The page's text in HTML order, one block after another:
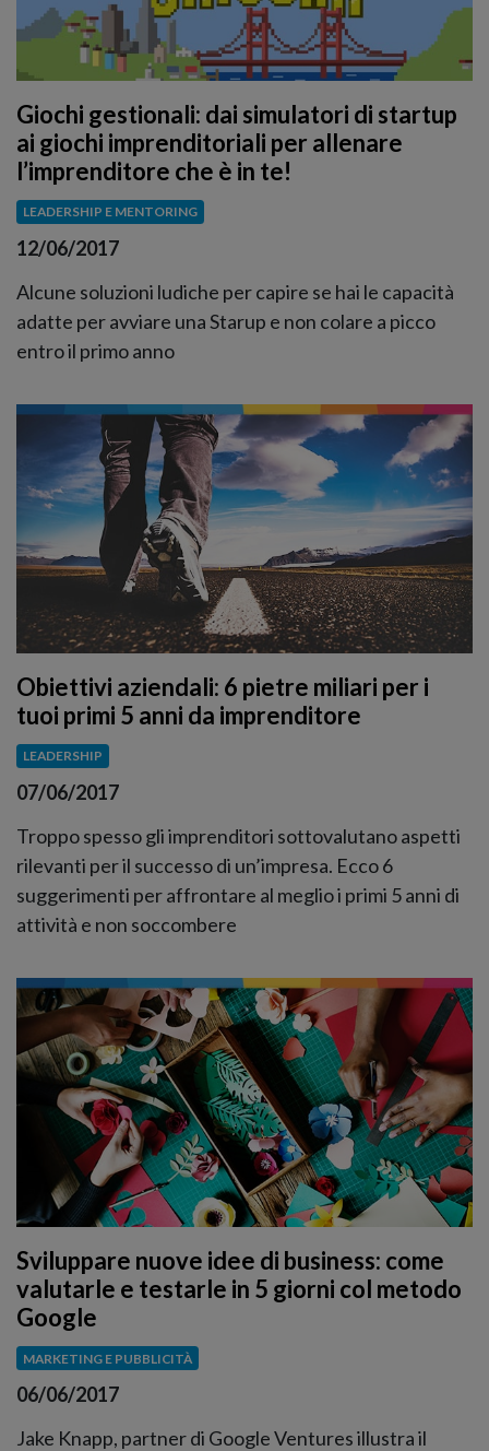
Giochi gestionali: dai simulatori di startup
ai giochi imprenditoriali per allenare
l’imprenditore che è in te!
LEADERSHIP E MENTORING
12/06/2017
Alcune soluzioni ludiche per capire se hai le capacità
adatte per avviare una Starup e non colare a picco
entro il primo anno
Obiettivi aziendali: 6 pietre miliari per i
tuoi primi 5 anni da imprenditore
LEADERSHIP
07/06/2017
Troppo spesso gli imprenditori sottovalutano aspetti
rilevanti per il successo di un’impresa. Ecco 6
suggerimenti per affrontare al meglio i primi 5 anni di
attività e non soccombere
Sviluppare nuove idee di business: come
valutarle e testarle in 5 giorni col metodo
Google
MARKETING E PUBBLICITÀ
06/06/2017
Jake Knapp, partner di Google Ventures illustra il